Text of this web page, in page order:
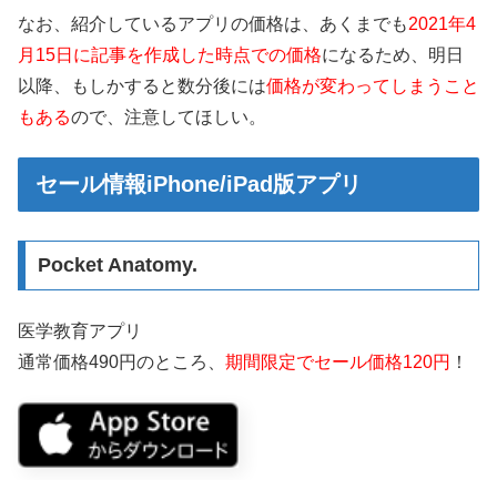
なお、紹介しているアプリの価格は、あくまでも2021年4
月15日に記事を作成した時点での価格になるため、明日
以降、もしかすると数分後には価格が変わってしまうこと
もあるので、注意してほしい。
セール情報iPhone/iPad版アプリ
Pocket Anatomy.
医学教育アプリ
通常価格490円のところ、 期間限定でセール価格120円 ！